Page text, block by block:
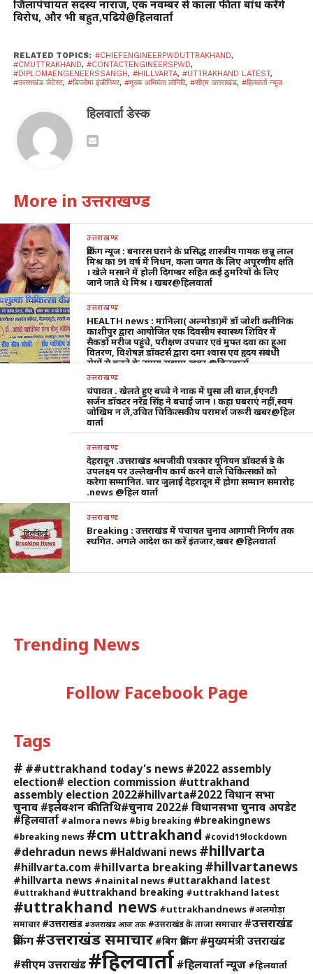
जिलापंचायत सदस्य नाराज, एक नवम्बर से काला फीता बांध करेंगे
विरोध, और भी बहुत,पढिये@हिलवार्ता
RELATED TOPICS: #CHIEFENGINEERPWDUTTRAKHAND,
#CMUTTRAKHAND, #CONTACTENGINEERSPWD,
#DIPLOMAENGENEERSSANGH, #HILLVARTA, #UTTRAKHAND LATEST,
#उत्तराखंड लेटेस्ट, #डिप्लोमा इंजीनियर, #मुख्य अभियंता लोनिवि, #सीएम उत्तराखंड, #हिलवार्ता न्यूज
हिलवार्ता डेस्क
More in उत्तराखण्ड
उत्तराखण्ड
ब्रेकिंग न्यूज : बनारस घराने के प्रसिद्ध शास्त्रीय गायक छन्नू लाल
मिश्र का 91 वर्ष में निधन, कला जगत के लिए अपूरणीय क्षति
। खेले मसाने में होली दिगम्बर सहित कई ठुमरियों के लिए
जाने जाते थे मिश्र । खबर@हिलवार्ता
उत्तराखण्ड
HEALTH news : मानिला( अल्मोड़ा)में डॉ जोशी क्लीनिक
काशीपुर द्वारा आयोजित एक दिवसीय स्वास्थ्य शिविर में
सैकड़ों मरीज पहुंचे, परीक्षण उपचार एवं मुफ्त दवा का हुआ
वितरण, विशेषज्ञ डॉक्टर्स द्वारा दमा श्वास एवं हृदय संबंधी
रोगों से बचने के उपाय सुझाए,खबर @हिलवार्ता
उत्तराखण्ड
चंपावत . खेलते हुए बच्चे ने नाक में घुसा ली बाल,ईएनटी
सर्जन डॉक्टर नरेंद्र सिंह ने बचाई जान । कहा घबराएं नहीं,स्वयं
जोखिम न लें,उचित चिकित्सकीय परामर्श जरूरी खबर@हिल
वार्ता
उत्तराखण्ड
देहरादून .उत्तराखंड श्रमजीवी पत्रकार यूनियन डॉक्टर्स डे के
उपलक्ष्य पर उल्लेखनीय कार्य करने वाले चिकित्सकों को
करेगा सम्मानित. चार जुलाई देहरादून में होगा सम्मान समारोह
.news @हिल वार्ता
उत्तराखण्ड
Breaking : उत्तराखंड में पंचायत चुनाव आगामी निर्णय तक
स्थगित. अगले आदेश का करें इंतजार,खबर @हिलवार्ता
Trending News
Follow Facebook Page
Tags
# ##uttrakhand today's news #2022 assembly
election# election commission #uttrakhand
assembly election 2022#hillvarta#2022 विधान सभा
चुनाव #इलेक्शन की तिथि#चुनाव 2022# विधानसभा चुनाव अपडेट
#हिलवार्ता #almora news #big breaking #breakingnews
#breaking news #cm uttrakhand #covid19lockdown
#dehradun news #Haldwani news #hillvarta
#hillvarta.com #hillvarta breaking #hillvartanews
#hillvarta news #nainital news #uttarakhand latest
#uttrakhand #uttrakhand breaking #uttrakhand latest
#uttrakhand news #uttrakhandnews #अलमोड़ा
समाचार #उत्तराखंड #उत्तराखंड आज तक #उत्तराखंड के ताजा समाचार #उत्तराखंड
ब्रेकिंग#उत्तराखंड समाचार #बिग ब्रेकिंग #मुख्यमंत्री उत्तराखंड
#सीएम उत्तराखंड #हिलवार्ता#हिलवार्ता न्यूज #हिलवार्ता